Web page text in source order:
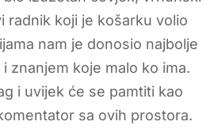
radnik koji je košarku volio
nam je donosio najbolje
znanjem koje malo ko ima.
i uvijek će se pamtiti kao
sa ovih prostora.